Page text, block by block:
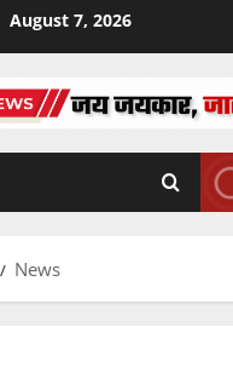
August 7, 2026
News